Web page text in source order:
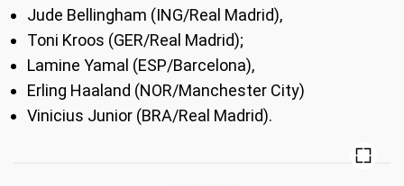
Jude Bellingham (ING/Real Madrid),
Toni Kroos (GER/Real Madrid);
Lamine Yamal (ESP/Barcelona),
Erling Haaland (NOR/Manchester City)
Vinicius Junior (BRA/Real Madrid).